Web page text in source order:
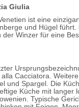
Giulia
ist eine
und Hügel führt.
Winzer für eine
Cacciatora.
und Spargel. Die
Küche mit langer
Typische